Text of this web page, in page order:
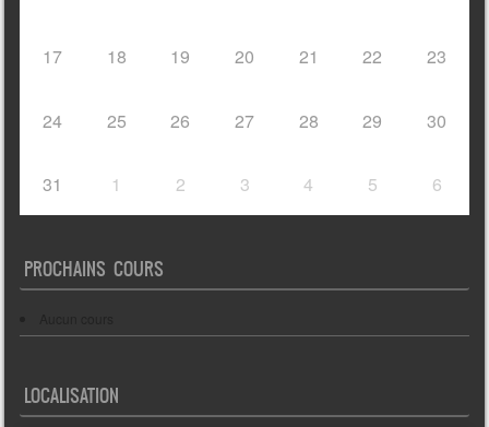
17 18 19 20 21 22 23
24 25 26 27 28 29 30
31 1 2 3 4 5 6
PROCHAINS COURS
LOCALISATION